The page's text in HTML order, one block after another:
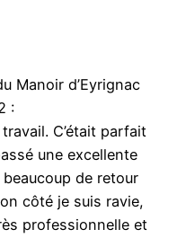
Manoir d’Eyrignac
:
C’était parfait
une excellente
beaucoup de retour
côté je suis ravie,
professionnelle et